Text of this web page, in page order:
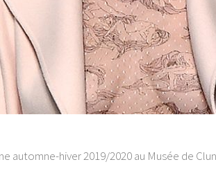
hiver 2019/2020 au Musée de